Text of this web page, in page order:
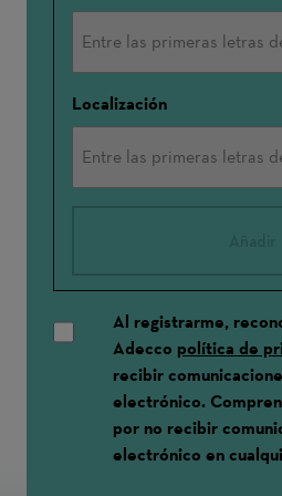
Localización
Al registrarme,
Adecco política de
recibir
electrónico.
por no recibir
electrónico en